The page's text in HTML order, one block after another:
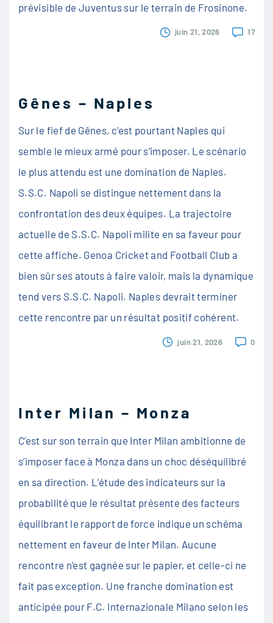
prévisible de Juventus sur le terrain de Frosinone.
17
juin 21, 2026
Gênes – Naples
Sur le fief de Gênes, c’est pourtant Naples qui
semble le mieux armé pour s’imposer. Le scénario
le plus attendu est une domination de Naples.
S.S.C. Napoli se distingue nettement dans la
confrontation des deux équipes. La trajectoire
actuelle de S.S.C. Napoli milite en sa faveur pour
cette affiche. Genoa Cricket and Football Club a
bien sûr ses atouts à faire valoir, mais la dynamique
tend vers S.S.C. Napoli. Naples devrait terminer
cette rencontre par un résultat positif cohérent.
0
juin 21, 2026
Inter Milan – Monza
C’est sur son terrain que Inter Milan ambitionne de
s’imposer face à Monza dans un choc déséquilibré
en sa direction. L’étude des indicateurs sur la
probabilité que le résultat présente des facteurs
équilibrant le rapport de force indique un schéma
nettement en faveur de Inter Milan. Aucune
rencontre n’est gagnée sur le papier, et celle-ci ne
fait pas exception. Une franche domination est
anticipée pour F.C. Internazionale Milano selon les